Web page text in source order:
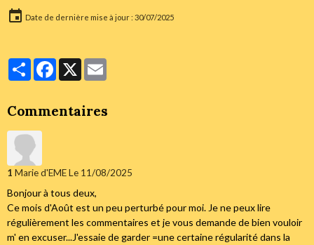
Date de dernière mise à jour : 30/07/2025
PartagerFacebook
X
Commentaires
1 Marie d'EMELe 11/08/2025
Bonjour à tous deux,
Ce mois d'Août est un peu perturbé pour moi. Je ne peux lire
régulièrement les commentaires et je vous demande de bien vouloir
m' en excuser...J'essaie de garder =une certaine régularité dans la